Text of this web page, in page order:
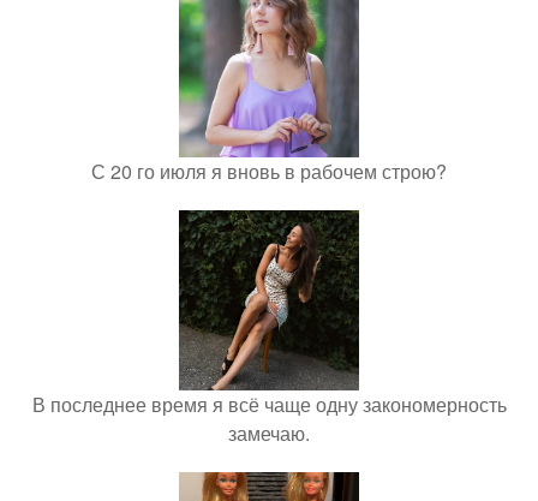
С 20 го июля я вновь в рабочем строю?
В последнее время я всё чаще одну закономерность
замечаю.